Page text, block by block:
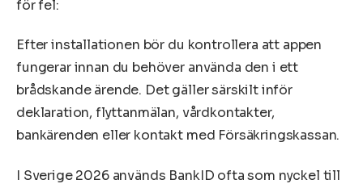
för fel:
Efter installationen bör du kontrollera att appen
fungerar innan du behöver använda den i ett
brådskande ärende. Det gäller särskilt inför
deklaration, flyttanmälan, vårdkontakter,
bankärenden eller kontakt med Försäkringskassan.
I Sverige 2026 används BankID ofta som nyckel till